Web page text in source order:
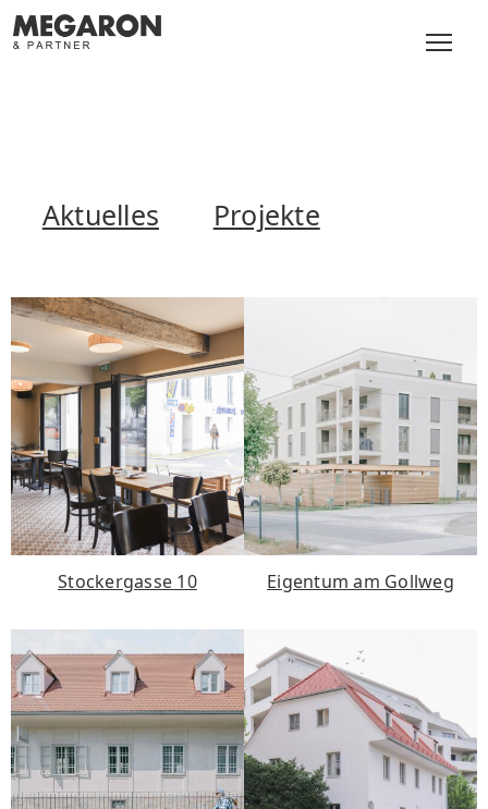
Aktuelles Projekte
Stockergasse 10 Eigentum am Gollweg